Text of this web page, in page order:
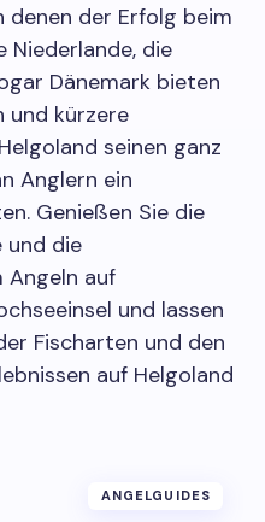
denen der Erfolg beim
die
Dänemark bieten
und kürzere
seinen ganz
Anglern ein
Genießen Sie die
und die
Angeln auf
und lassen
Fischarten und den
auf Helgoland
ANGELGUIDES